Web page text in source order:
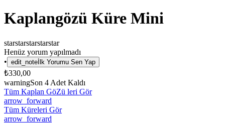
Kaplangözü Küre Mini
starstarstarstarstar
Henüz yorum yapılmadı
• edit_note İlk Yorumu Sen Yap
₺330,00
warningSon 4 Adet Kaldı
Tüm Kaplan GöZü leri Gör
arrow_forward
Tüm Küreleri Gör
arrow_forward